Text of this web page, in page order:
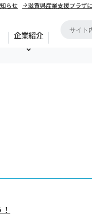
企業紹介
らせ 滋賀県産業支援プラザ